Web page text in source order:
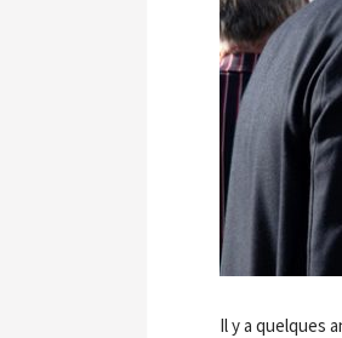
Il y a quelques